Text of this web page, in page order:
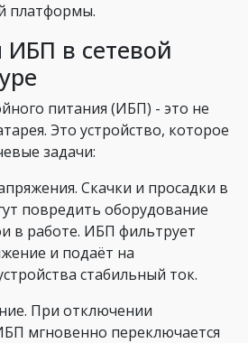
платформы.
в сетевой
питания (ИБП) - это не
Это устройство, которое
задачи:
Скачки и просадки в
повредить оборудование
в работе. ИБП фильтрует
и подаёт на
стабильный ток.
При отключении
мгновенно переключается